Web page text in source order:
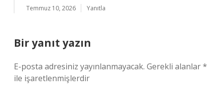
Temmuz 10, 2026 Yanıtla
Bir yanıt yazın
E-posta adresiniz yayınlanmayacak. Gerekli alanlar*
ile işaretlenmişlerdir